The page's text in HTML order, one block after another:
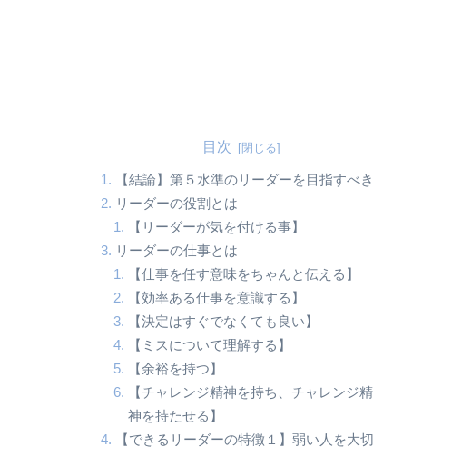
目次
【結論】第５水準のリーダーを目指すべき
リーダーの役割とは
【リーダーが気を付ける事】
リーダーの仕事とは
【仕事を任す意味をちゃんと伝える】
【効率ある仕事を意識する】
【決定はすぐでなくても良い】
【ミスについて理解する】
【余裕を持つ】
【チャレンジ精神を持ち、チャレンジ精
神を持たせる】
【できるリーダーの特徴１】弱い人を大切